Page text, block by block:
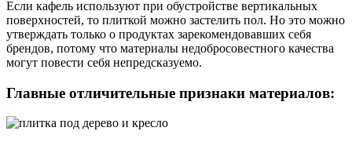
Если кафель используют при обустройстве вертикальных
поверхностей, то плиткой можно застелить пол. Но это можно
утверждать только о продуктах зарекомендовавших себя
брендов, потому что материалы недобросовестного качества
могут повести себя непредсказуемо.
Главные отличительные признаки материалов: